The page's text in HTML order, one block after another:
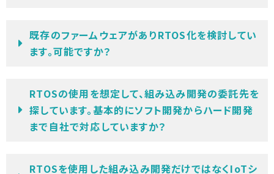
既存のファームウェアがありRTOS化を検討してい
ます。可能ですか？
RTOSの使用を想定して、組み込み開発の委託先を
探しています。基本的にソフト開発からハード開発
まで自社で対応していますか？
RTOSを使用した組み込み開発だけではなくIoTシ